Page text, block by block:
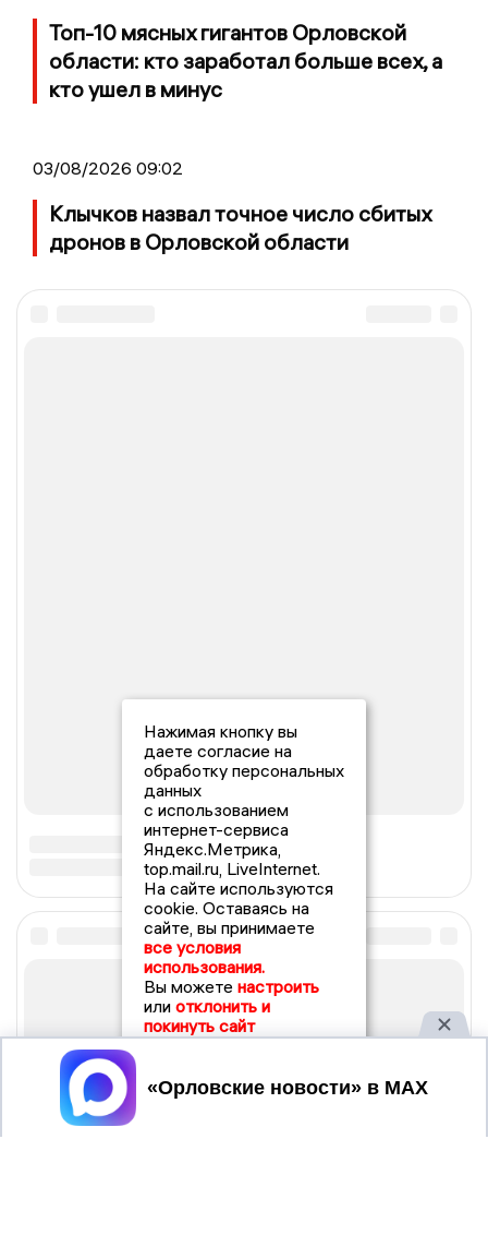
Топ-10 мясных гигантов Орловской
области: кто заработал больше всех, а
кто ушел в минус
03/08/2026 09:02
Клычков назвал точное число сбитых
дронов в Орловской области
Нажимая кнопку вы
даете согласие на
обработку персональных
данных
с использованием
интернет-сервиса
Яндекс.Метрика,
top.mail.ru, LiveInternet.
На сайте используются
cookie. Оставаясь на
сайте, вы принимаете
все условия
использования.
Вы можете настроить
или отклонить и
покинуть сайт
Принять